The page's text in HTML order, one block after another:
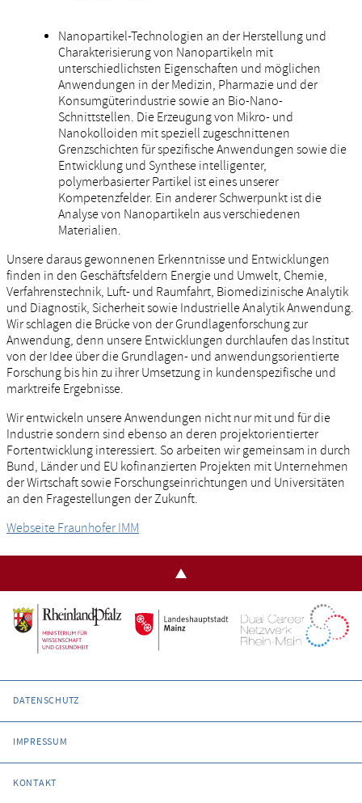
Nanopartikel-Technologien an der Herstellung und
Charakterisierung von Nanopartikeln mit
unterschiedlichsten Eigenschaften und möglichen
Anwendungen in der Medizin, Pharmazie und der
Konsumgüterindustrie sowie an Bio-Nano-
Schnittstellen. Die Erzeugung von Mikro- und
Nanokolloiden mit speziell zugeschnittenen
Grenzschichten für spezifische Anwendungen sowie die
Entwicklung und Synthese intelligenter,
polymerbasierter Partikel ist eines unserer
Kompetenzfelder. Ein anderer Schwerpunkt ist die
Analyse von Nanopartikeln aus verschiedenen
Materialien.
Unsere daraus gewonnenen Erkenntnisse und Entwicklungen
finden in den Geschäftsfeldern Energie und Umwelt, Chemie,
Verfahrenstechnik, Luft- und Raumfahrt, Biomedizinische Analytik
und Diagnostik, Sicherheit sowie Industrielle Analytik Anwendung.
Wir schlagen die Brücke von der Grundlagenforschung zur
Anwendung, denn unsere Entwicklungen durchlaufen das Institut
von der Idee über die Grundlagen- und anwendungsorientierte
Forschung bis hin zu ihrer Umsetzung in kundenspezifische und
marktreife Ergebnisse.
Wir entwickeln unsere Anwendungen nicht nur mit und für die
Industrie sondern sind ebenso an deren projektorientierter
Fortentwicklung interessiert. So arbeiten wir gemeinsam in durch
Bund, Länder und EU kofinanzierten Projekten mit Unternehmen
der Wirtschaft sowie Forschungseinrichtungen und Universitäten
an den Fragestellungen der Zukunft.
Webseite Fraunhofer IMM
DATENSCHUTZ
IMPRESSUM
KONTAKT